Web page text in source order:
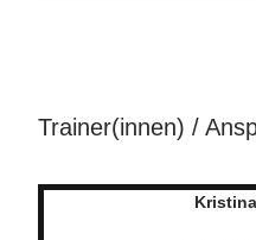
Trainer(innen) /